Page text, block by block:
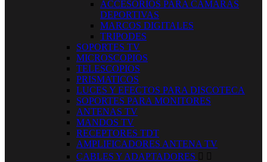
ACCESORIOS PARA CÁMARAS
DEPORTIVAS
MARCOS DIGITALES
TRIPODES
SOPORTES TV
MICROSCOPIOS
TELESCOPIOS
PRISMATICOS
LUCES Y EFECTOS PARA DISCOTECA
SOPORTES PARA MONITORES
ANTENAS TV
MANDOS TV
RECEPTORES TDT
AMPLIFICADORES ANTENA TV
CABLES Y ADAPTADORES  